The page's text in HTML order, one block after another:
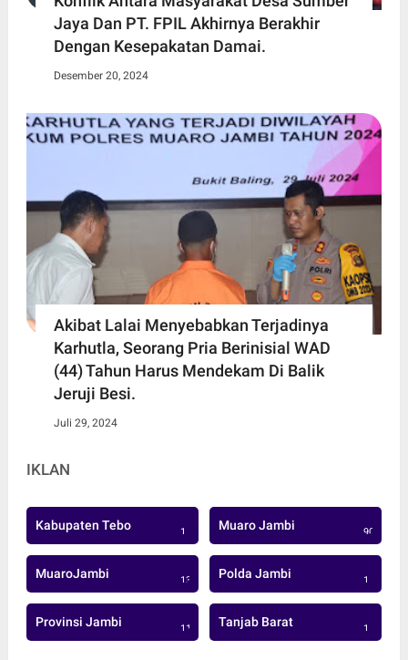
Jaya Dan PT. FPIL Akhirnya Berakhir
Dengan Kesepakatan Damai.
Desember 20, 2024
Akibat Lalai Menyebabkan Terjadinya
Karhutla, Seorang Pria Berinisial WAD
(44) Tahun Harus Mendekam Di Balik
Jeruji Besi.
Juli 29, 2024
IKLAN
Kabupaten Tebo 1 Muaro Jambi 906
MuaroJambi 137 Polda Jambi 1
Provinsi Jambi 113 Tanjab Barat 1